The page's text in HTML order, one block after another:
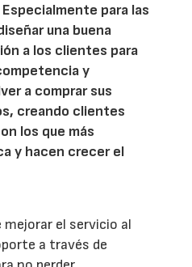
para las
una buena
a los clientes para
y
a comprar sus
creando clientes
los que más
y hacen crecer el
mejorar el servicio al
a través de